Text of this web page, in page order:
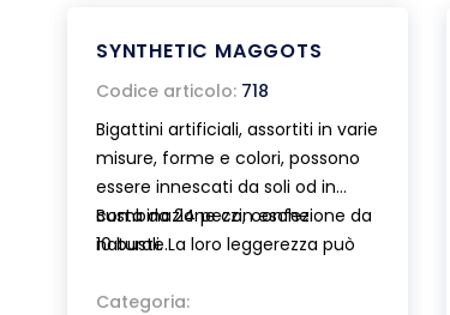
SYNTHETIC MAGGOTS
Codice articolo: 718
Bigattini artificiali, assortiti in varie
misure, forme e colori, possono
essere innescati da soli od in
combinazione con esche
naturali. La loro leggerezza può
controbilanciare il peso dell’amo.
Busta da 24 pezzi, confezione da
10 buste.
Categoria: